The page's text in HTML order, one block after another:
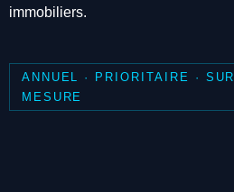
immobiliers.
ANNUEL · PRIORITAIRE · SUR
MESURE